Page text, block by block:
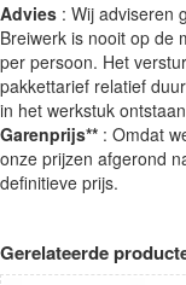
Advies : Wij adviseren
Breiwerk is nooit op de
per persoon. Het
pakkettarief relatief
in het werkstuk
Garenprijs** : Omdat
onze prijzen afgerond
definitieve prijs.
Gerelateerde